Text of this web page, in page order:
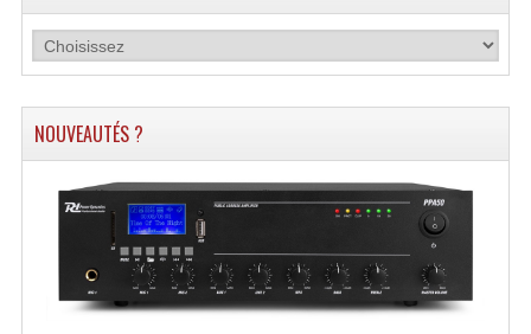
Microphones Scène Et Studio
Microphones Filaires
Microphones De Surface
NOUVEAUTÉS ?